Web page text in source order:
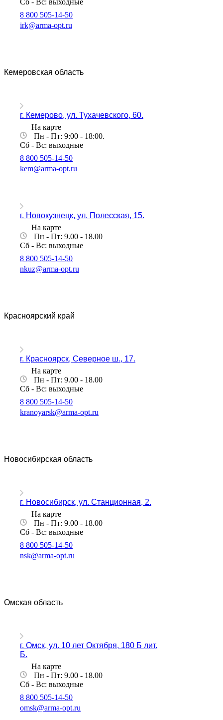
8 800 505-14-50
irk@arma-opt.ru
Кемеровская область
г. Кемерово, ул. Тухачевского, 60.
На карте
Пн - Пт: 9:00 - 18:00.
Сб - Вс: выходные
8 800 505-14-50
kem@arma-opt.ru
г. Новокузнецк, ул. Полесская, 15.
На карте
Пн - Пт: 9.00 - 18.00
Сб - Вс: выходные
8 800 505-14-50
nkuz@arma-opt.ru
Красноярский край
г. Красноярск, Северное ш., 17.
На карте
Пн - Пт: 9.00 - 18.00
Сб - Вс: выходные
8 800 505-14-50
kranoyarsk@arma-opt.ru
Новосибирская область
г. Новосибирск, ул. Станционная, 2.
На карте
Пн - Пт: 9.00 - 18.00
Сб - Вс: выходные
8 800 505-14-50
nsk@arma-opt.ru
Омская область
г. Омск, ул. 10 лет Октября, 180 Б лит.
Б.
На карте
Пн - Пт: 9.00 - 18.00
Сб - Вс: выходные
8 800 505-14-50
omsk@arma-opt.ru